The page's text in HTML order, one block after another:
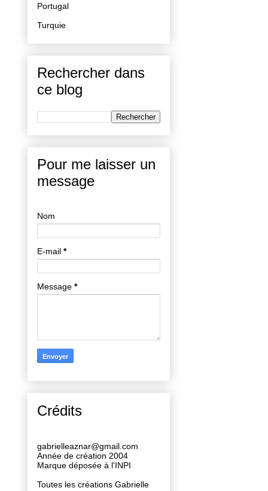
Portugal
Turquie
Rechercher dans
ce blog
Pour me laisser un
message
Nom
E-mail *
Message *
Crédits
gabrielleaznar@gmail.com
Année de création 2004
Marque déposée à l'INPI
Toutes les créations Gabrielle